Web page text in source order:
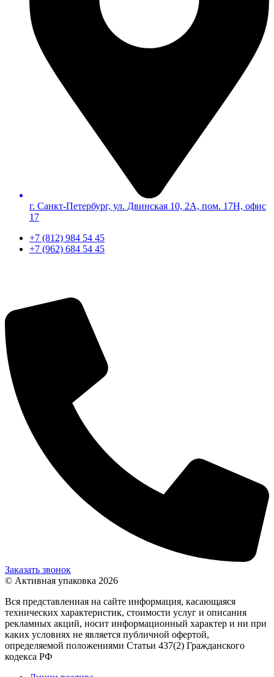
г. Санкт-Петербург, ул. Двинская 10, 2А, пом. 17Н, офис
17
+7 (812) 984 54 45
+7 (962) 684 54 45
Заказать звонок
© Активная упаковка 2026
Вся представленная на сайте информация, касающаяся
технических характеристик, стоимости услуг и описания
рекламных акций, носит информационный характер и ни при
каких условиях не является публичной офертой,
определяемой положениями Статьи 437(2) Гражданского
кодекса РФ